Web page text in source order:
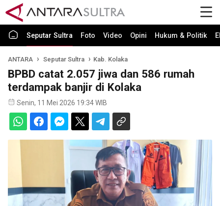
Seputar Sultra Foto Video Opini Hukum & Politik
ANTARA Seputar Sultra Kab. Kolaka
BPBD catat 2.057 jiwa dan 586 rumah
terdampak banjir di Kolaka
Senin, 11 Mei 2026 19:34 WIB